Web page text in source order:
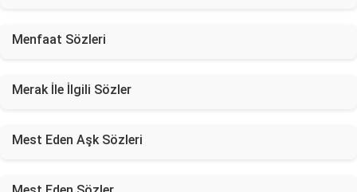
Menfaat Sözleri
Merak İle İlgili Sözler
Mest Eden Aşk Sözleri